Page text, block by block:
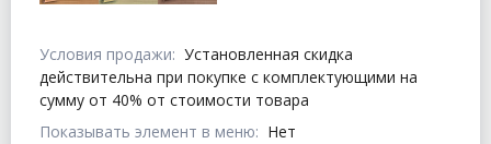
Условия продажи: Установленная скидка
действительна при покупке с комплектующими на
сумму от 40% от стоимости товара
Показывать элемент в меню: Нет